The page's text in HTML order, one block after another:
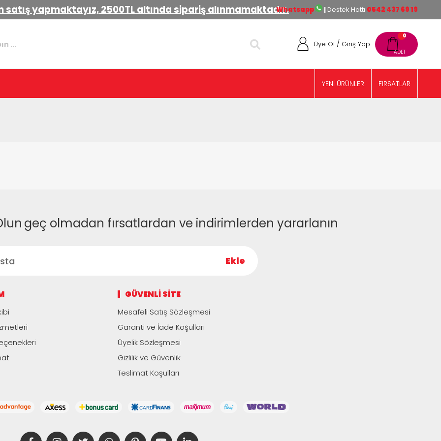
yapmaktayız, 2500TL altında sipariş alınmamaktadır.Whatsapp |Destek Hattı 0542 437 69 19
0
Üye Ol / Giriş Yap
FIRSATLAR
YENİ ÜRÜNLER
geç olmadan fırsatlardan ve indirimlerden yararlanın
Ekle
GÜVENLI SITE
Mesafeli Satış Sözleşmesi
Garanti ve İade Koşulları
Üyelik Sözleşmesi
Gizlilik ve Güvenlik
Teslimat Koşulları